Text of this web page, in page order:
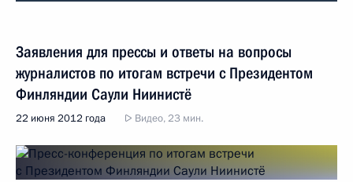
Заявления для прессы и ответы на вопросы
журналистов по итогам встречи с Президентом
Финляндии Саули Ниинистё
22 июня 2012 года Видео, 23 мин.